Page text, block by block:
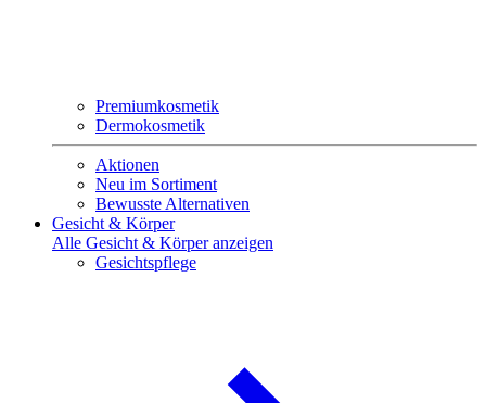
Premiumkosmetik
Dermokosmetik
Aktionen
Neu im Sortiment
Bewusste Alternativen
Gesicht & Körper
Alle Gesicht & Körper anzeigen
Gesichtspflege